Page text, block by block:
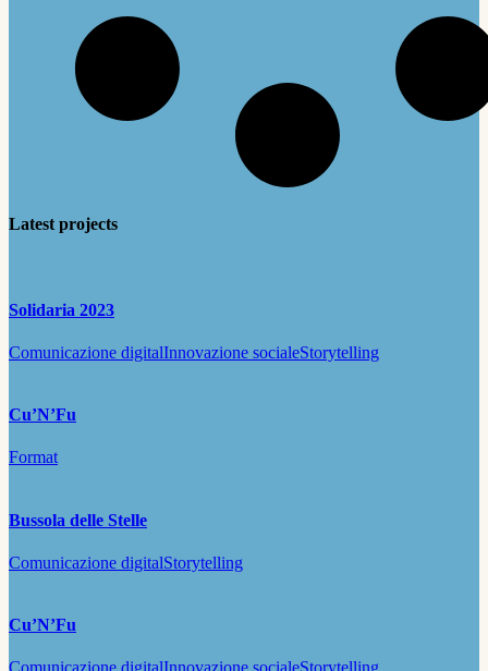
Latest projects
Solidaria 2023
Comunicazione digitalInnovazione socialeStorytelling
Cu’N’Fu
Format
Bussola delle Stelle
Comunicazione digitalStorytelling
Cu’N’Fu